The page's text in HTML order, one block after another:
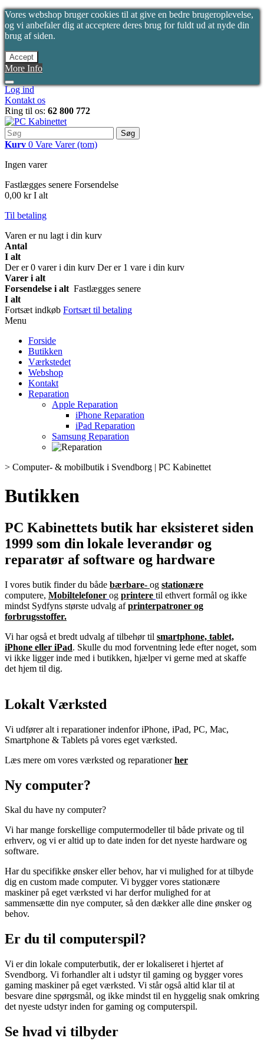
Vores webshop bruger cookies til at give en bedre brugeroplevelse,
og vi anbefaler dig at acceptere deres brug for fuldt ud at nyde din
brug af siden.
Accept
More Info
Log ind
Kontakt os
Ring til os: 62 800 772
Søg
Kurv 0 Vare Varer (tom)
Ingen varer
Fastlægges senere Forsendelse
0,00 kr I alt
Til betaling
Varen er nu lagt i din kurv
Antal
I alt
Der er0 varer i din kurv Der er 1 vare i din kurv
Varer i alt
Forsendelse i alt Fastlægges senere
I alt
Fortsæt indkøb Fortsæt til betaling
Menu
Forside
Butikken
Værkstedet
Webshop
Kontakt
Reparation
Apple Reparation
iPhone Reparation
iPad Reparation
Samsung Reparation
> Computer- & mobilbutik i Svendborg | PC Kabinettet
Butikken
PC Kabinettets butik har eksisteret siden
1999 som din lokale leverandør og
reparatør af software og hardware
I vores butik finder du både bærbare- og stationære
computere, Mobiltelefoner og printere til ethvert formål og ikke
mindst Sydfyns største udvalg afprinterpatroner og
forbrugsstoffer.
Vi har også et bredt udvalg af tilbehør til smartphone, tablet,
iPhone eller iPad. Skulle du mod forventning lede efter noget, som
vi ikke ligger inde med i butikken, hjælper vi gerne med at skaffe
det hjem til dig.
Lokalt Værksted
Vi udfører alt i reparationer indenfor iPhone, iPad, PC, Mac,
Smartphone & Tablets på vores eget værksted.
Læs mere om vores værksted og reparationerher
Ny computer?
Skal du have ny computer?
Vi har mange forskellige computermodeller til både private og til
erhverv, og vi er altid up to date inden for det nyeste hardware og
software.
Har du specifikke ønsker eller behov, har vi mulighed for at tilbyde
dig en custom made computer. Vi bygger vores stationære
maskiner på eget værksted vi har derfor mulighed for at
sammensætte din nye computer, så den dækker alle dine ønsker og
behov.
Er du til computerspil?
Vi er din lokale computerbutik, der er lokaliseret i hjertet af
Svendborg. Vi forhandler alt i udstyr til gaming og bygger vores
gaming maskiner på eget værksted. Vi står også altid klar til at
besvare dine spørgsmål, og ikke mindst til en hyggelig snak omkring
det nyeste udstyr inden for gaming og computerspil.
Se hvad vi tilbyder